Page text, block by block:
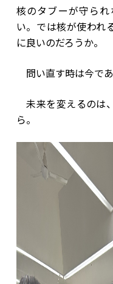
核のタブーが守ら
い。では核が使われ
に良いのだろうか。
問い直す時は今であ
未来を変えるのは
ら。